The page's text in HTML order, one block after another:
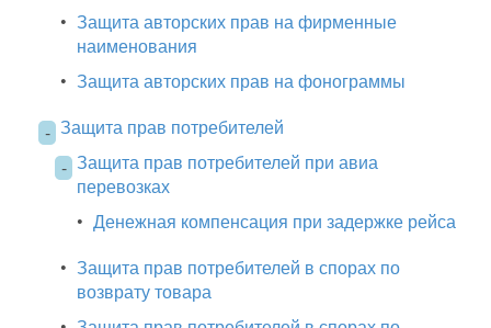
• Защита авторских прав на фирменные
наименования
• Защита авторских прав на фонограммы
- Защита прав потребителей
- Защита прав потребителей при авиа
перевозках
• Денежная компенсация при задержке рейса
• Защита прав потребителей в спорах по
возврату товара